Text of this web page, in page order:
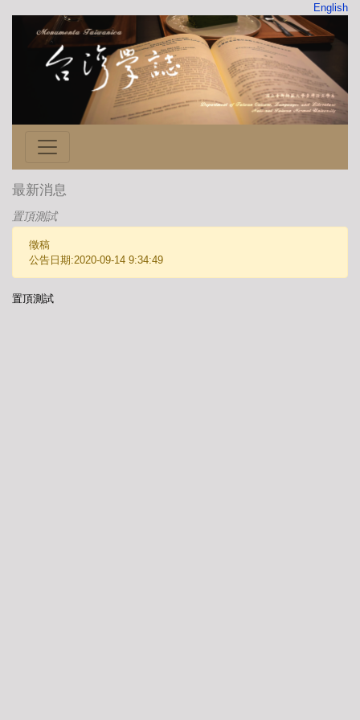
English
最新消息
置頂測試
徵稿
公告日期:2020-09-14 9:34:49
置頂測試